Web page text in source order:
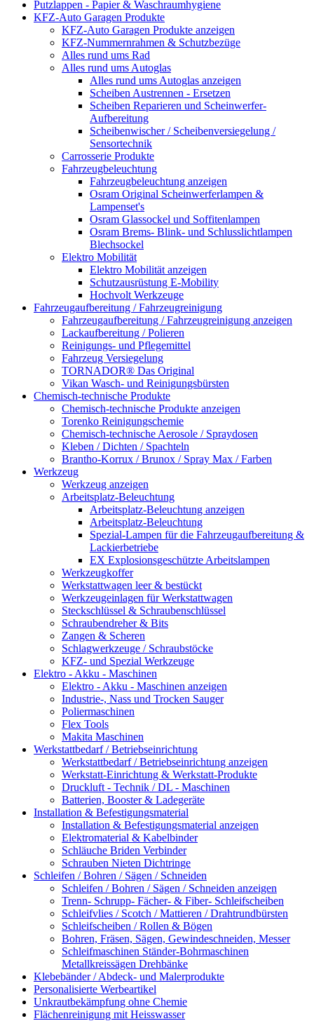
Putzlappen - Papier & Waschraumhygiene
KFZ-Auto Garagen Produkte
KFZ-Auto Garagen Produkte anzeigen
KFZ-Nummernrahmen & Schutzbezüge
Alles rund ums Rad
Alles rund ums Autoglas
Alles rund ums Autoglas anzeigen
Scheiben Austrennen - Ersetzen
Scheiben Reparieren und Scheinwerfer-
Aufbereitung
Scheibenwischer / Scheibenversiegelung /
Sensortechnik
Carrosserie Produkte
Fahrzeugbeleuchtung
Fahrzeugbeleuchtung anzeigen
Osram Original Scheinwerferlampen &
Lampenset's
Osram Glassockel und Soffitenlampen
Osram Brems- Blink- und Schlusslichtlampen
Blechsockel
Elektro Mobilität
Elektro Mobilität anzeigen
Schutzausrüstung E-Mobility
Hochvolt Werkzeuge
Fahrzeugaufbereitung / Fahrzeugreinigung
Fahrzeugaufbereitung / Fahrzeugreinigung anzeigen
Lackaufbereitung / Polieren
Reinigungs- und Pflegemittel
Fahrzeug Versiegelung
TORNADOR® Das Original
Vikan Wasch- und Reinigungsbürsten
Chemisch-technische Produkte
Chemisch-technische Produkte anzeigen
Torenko Reinigungschemie
Chemisch-technische Aerosole / Spraydosen
Kleben / Dichten / Spachteln
Brantho-Korrux / Brunox / Spray Max / Farben
Werkzeug
Werkzeug anzeigen
Arbeitsplatz-Beleuchtung
Arbeitsplatz-Beleuchtung anzeigen
Arbeitsplatz-Beleuchtung
Spezial-Lampen für die Fahrzeugaufbereitung &
Lackierbetriebe
EX Explosionsgeschützte Arbeitslampen
Werkzeugkoffer
Werkstattwagen leer & bestückt
Werkzeugeinlagen für Werkstattwagen
Steckschlüssel & Schraubenschlüssel
Schraubendreher & Bits
Zangen & Scheren
Schlagwerkzeuge / Schraubstöcke
KFZ- und Spezial Werkzeuge
Elektro - Akku - Maschinen
Elektro - Akku - Maschinen anzeigen
Industrie-, Nass und Trocken Sauger
Poliermaschinen
Flex Tools
Makita Maschinen
Werkstattbedarf / Betriebseinrichtung
Werkstattbedarf / Betriebseinrichtung anzeigen
Werkstatt-Einrichtung & Werkstatt-Produkte
Druckluft - Technik / DL - Maschinen
Batterien, Booster & Ladegeräte
Installation & Befestigungsmaterial
Installation & Befestigungsmaterial anzeigen
Elektromaterial & Kabelbinder
Schläuche Briden Verbinder
Schrauben Nieten Dichtringe
Schleifen / Bohren / Sägen / Schneiden
Schleifen / Bohren / Sägen / Schneiden anzeigen
Trenn- Schrupp- Fächer- & Fiber- Schleifscheiben
Schleifvlies / Scotch / Mattieren / Drahtrundbürsten
Schleifscheiben / Rollen & Bögen
Bohren, Fräsen, Sägen, Gewindeschneiden, Messer
Schleifmaschinen Ständer-Bohrmaschinen
Metallkreissägen Drehbänke
Klebebänder / Abdeck- und Malerprodukte
Personalisierte Werbeartikel
Unkrautbekämpfung ohne Chemie
Flächenreinigung mit Heisswasser